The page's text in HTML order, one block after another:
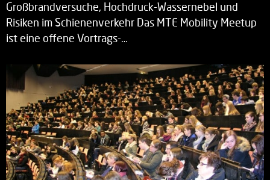
Großbrandversuche, Hochdruck-Wassernebel und
Risiken im Schienenverkehr Das MTE Mobility Meetup
ist eine offene Vortrags-…